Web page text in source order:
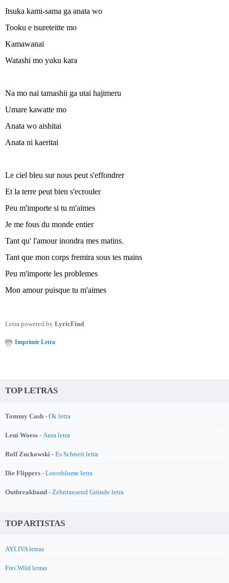
Itsuka kami-sama ga anata wo
Tooku e tsureteitte mo
Kamawanai
Watashi mo yuku kara
Na mo nai tamashii ga utai hajimeru
Umare kawatte mo
Anata wo aishitai
Anata ni kaeritai
Le ciel bleu sur nous peut s'effondrer
Et la terre peut bien s'ecrouler
Peu m'importe si tu m'aimes
Je me fous du monde entier
Tant qu' l'amour inondra mes matins.
Tant que mon corps fremira sous tes mains
Peu m'importe les problemes
Mon amour puisque tu m'aimes
Letra powered by LyricFind
Imprimir Letra
TOP LETRAS
Tommy Cash - Ok letra
Leni Woess - Aura letra
Rolf Zuckowski - Es Schneit letra
Die Flippers - Lotosblume letra
Outbreakband - Zehntausend Gründe letra
TOP ARTISTAS
AYLIVA letras
Frei.Wild letras